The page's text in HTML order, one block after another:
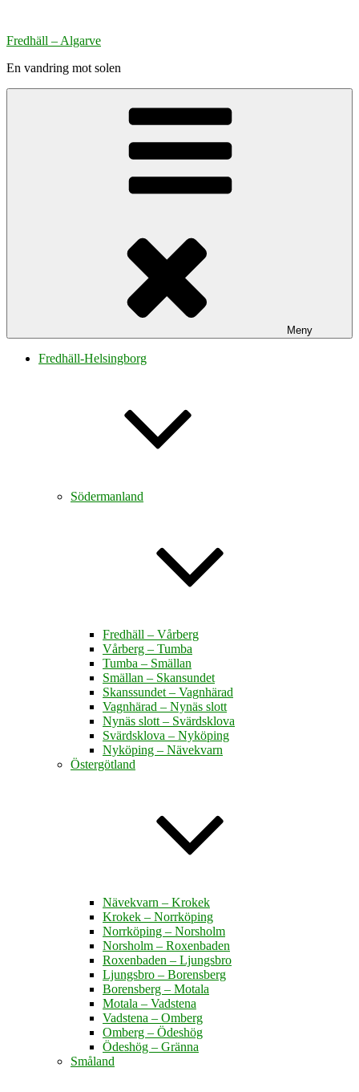
innehåll
Fredhäll – Algarve
En vandring mot solen
Meny
Fredhäll-Helsingborg
Södermanland
Fredhäll – Vårberg
Vårberg – Tumba
Tumba – Smällan
Smällan – Skansundet
Skanssundet – Vagnhärad
Vagnhärad – Nynäs slott
Nynäs slott – Svärdsklova
Svärdsklova – Nyköping
Nyköping – Nävekvarn
Östergötland
Nävekvarn – Krokek
Krokek – Norrköping
Norrköping – Norsholm
Norsholm – Roxenbaden
Roxenbaden – Ljungsbro
Ljungsbro – Borensberg
Borensberg – Motala
Motala – Vadstena
Vadstena – Omberg
Omberg – Ödeshög
Ödeshög – Gränna
Småland